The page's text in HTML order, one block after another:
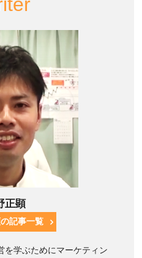
正顕
記事一覧
を学ぶためにマーケティン